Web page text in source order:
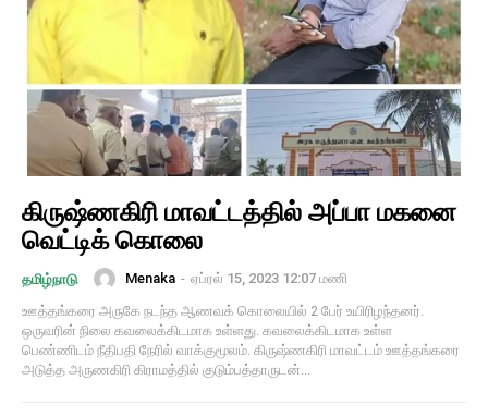
கிருஷ்ணகிரி மாவட்டத்தில் அப்பா மகனை
வெட்டிக் கொலை
தமிழ்நாடு Menaka - ஏப்ரல் 15, 2023 12:07 மணி
ஊத்தங்கரை அருகே நடந்த ஆணவக் கொலையில் 2 பேர் உயிரிழந்தனர்.
ஒருவரின் நிலை கவலைக்கிடமாக உள்ளது. கவலைக்கிடமாக உள்ள
பெண்ணிடம் நீதிபதி நேரில் வாக்குமூலம். கிருஷ்ணகிரி மாவட்டம் ஊத்தங்கரை
அடுத்த அருணகிரி கிராமத்தில் குடும்பத்தாருடன்...